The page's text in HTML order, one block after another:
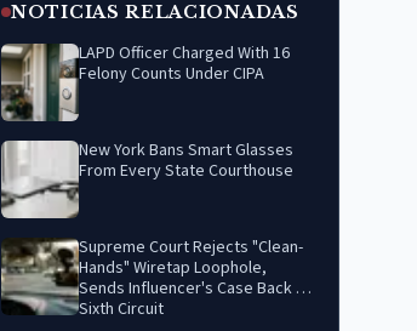
NOTICIAS RELACIONADAS
LAPD Officer Charged With 16
Felony Counts Under CIPA
New York Bans Smart Glasses
From Every State Courthouse
Supreme Court Rejects "Clean-
Hands" Wiretap Loophole,
Sends Influencer's Case Back to
Sixth Circuit